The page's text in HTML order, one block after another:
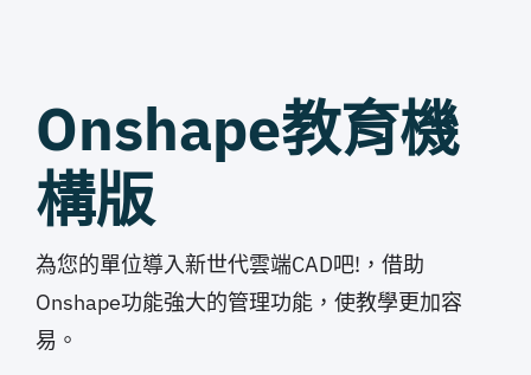
Onshape教育機
構版
為您的單位導入新世代雲端CAD吧!，借助
Onshape功能強大的管理功能，使教學更加容
易。